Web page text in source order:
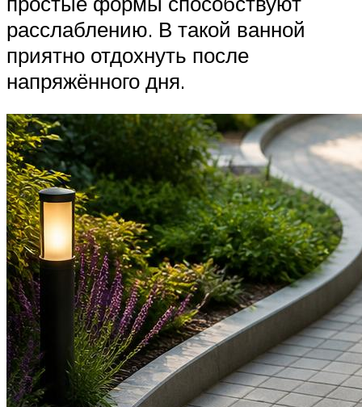
расслаблению. В такой ванной
приятно отдохнуть после
напряжённого дня.